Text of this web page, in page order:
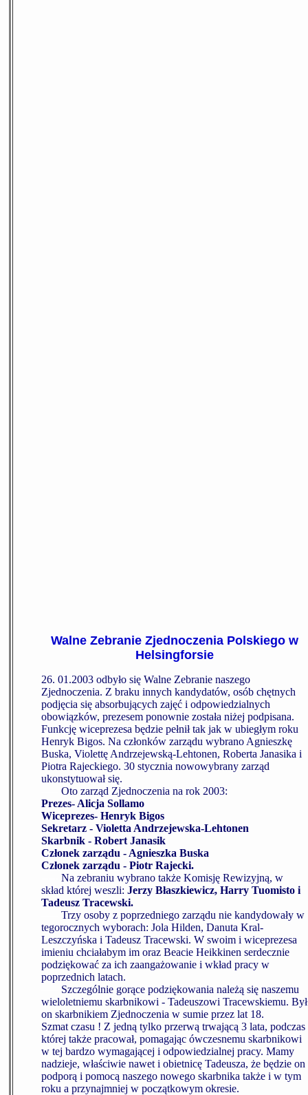
Walne Zebranie Zjednoczenia Polskiego w
Helsingforsie
26. 01.2003 odbyło się Walne Zebranie naszego
Zjednoczenia. Z braku innych kandydatów, osób chętnych
podjęcia się absorbujących zajęć i odpowiedzialnych
obowiązków, prezesem ponownie została niżej podpisana.
Funkcję wiceprezesa będzie pełnił tak jak w ubiegłym roku
Henryk Bigos. Na członków zarządu wybrano Agnieszkę
Buska, Violettę Andrzejewską-Lehtonen, Roberta Janasika i
Piotra Rajeckiego. 30 stycznia nowowybrany zarząd
ukonstytuował się.
Oto zarząd Zjednoczenia na rok 2003:
Prezes- Alicja Sollamo
Wiceprezes- Henryk Bigos
Sekretarz - Violetta Andrzejewska-Lehtonen
Skarbnik - Robert Janasik
Członek zarządu - Agnieszka Buska
Członek zarządu - Piotr Rajecki.
Na zebraniu wybrano także Komisję Rewizyjną, w
skład której weszli: Jerzy Błaszkiewicz, Harry Tuomisto i
Tadeusz Tracewski.
Trzy osoby z poprzedniego zarządu nie kandydowały w
tegorocznych wyborach: Jola Hilden, Danuta Kral-
Leszczyńska i Tadeusz Tracewski. W swoim i wiceprezesa
imieniu chciałabym im oraz Beacie Heikkinen serdecznie
podziękować za ich zaangażowanie i wkład pracy w
poprzednich latach.
Szczególnie gorące podziękowania należą się naszemu
wieloletniemu skarbnikowi - Tadeuszowi Tracewskiemu. Był
on skarbnikiem Zjednoczenia w sumie przez lat 18.
Szmat czasu ! Z jedną tylko przerwą trwającą 3 lata, podczas
której także pracował, pomagając ówczesnemu skarbnikowi
w tej bardzo wymagającej i odpowiedzialnej pracy. Mamy
nadzieje, właściwie nawet i obietnicę Tadeusza, że będzie on
podporą i pomocą naszego nowego skarbnika także i w tym
roku a przynajmniej w początkowym okresie.